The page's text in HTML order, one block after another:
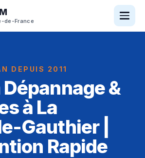
de-France
DEPUIS 2011
&
à La
Gauthier |
Rapide